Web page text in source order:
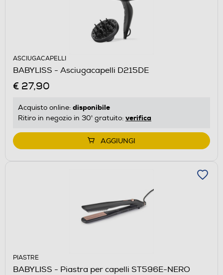
ASCIUGACAPELLI
BABYLISS - Asciugacapelli D215DE
€ 27,90
Acquisto online: disponibile
Ritiro in negozio in 30' gratuito: verifica
AGGIUNGI
PIASTRE
BABYLISS - Piastra per capelli ST596E-NERO